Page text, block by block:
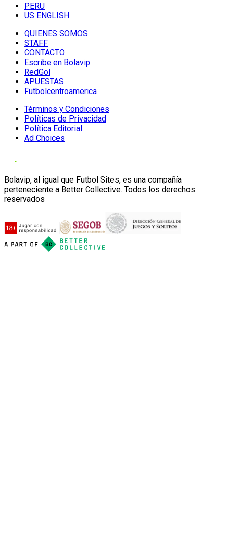
PERU
US ENGLISH
QUIENES SOMOS
STAFF
CONTACTO
Escribe en Bolavip
RedGol
APUESTAS
Futbolcentroamerica
Términos y Condiciones
Políticas de Privacidad
Política Editorial
Ad Choices
Bolavip, al igual que Futbol Sites, es una compañía
perteneciente a Better Collective. Todos los derechos
reservados